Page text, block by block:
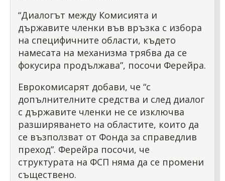
“Диалогът между Комисията и
държавите членки във връзка с избора
на специфичните области, където
намесата на механизма трябва да се
фокусира продължава”, посочи Ферейра.
Еврокомисарят добави, че “с
допълнителните средства и след диалог
с държавите членки не се изключва
разширяването на областите, които да
се възползват от Фонда за справедлив
преход”. Ферейра посочи, че
структурата на ФСП няма да се промени
съществено.